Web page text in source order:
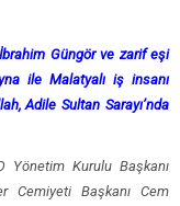
Güngör ve zarif eşi
ile Malatyalı iş insanı
Adile Sultan Sarayı’nda
Yönetim Kurulu Başkanı
Cemiyeti Başkanı Cem